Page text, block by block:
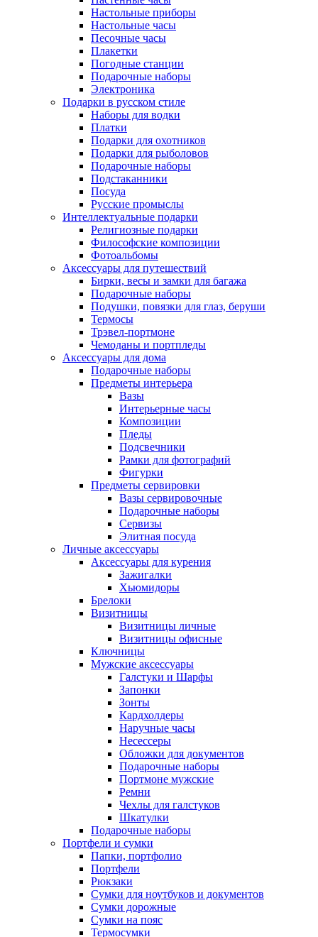
Настольные приборы
Настольные часы
Песочные часы
Плакетки
Погодные станции
Подарочные наборы
Электроника
Подарки в русском стиле
Наборы для водки
Платки
Подарки для охотников
Подарки для рыболовов
Подарочные наборы
Подстаканники
Посуда
Русские промыслы
Интеллектуальные подарки
Религиозные подарки
Философские композиции
Фотоальбомы
Аксессуары для путешествий
Бирки, весы и замки для багажа
Подарочные наборы
Подушки, повязки для глаз, беруши
Термосы
Трэвел-портмоне
Чемоданы и портпледы
Аксессуары для дома
Подарочные наборы
Предметы интерьера
Вазы
Интерьерные часы
Композиции
Пледы
Подсвечники
Рамки для фотографий
Фигурки
Предметы сервировки
Вазы сервировочные
Подарочные наборы
Сервизы
Элитная посуда
Личные аксессуары
Аксессуары для курения
Зажигалки
Хьюмидоры
Брелоки
Визитницы
Визитницы личные
Визитницы офисные
Ключницы
Мужские аксессуары
Галстуки и Шарфы
Запонки
Зонты
Кардхолдеры
Наручные часы
Несессеры
Обложки для документов
Подарочные наборы
Портмоне мужские
Ремни
Чехлы для галстуков
Шкатулки
Подарочные наборы
Портфели и сумки
Папки, портфолио
Портфели
Рюкзаки
Сумки для ноутбуков и документов
Сумки дорожные
Сумки на пояс
Термосумки